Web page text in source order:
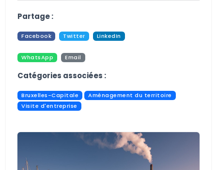
Partage :
Facebook Twitter LinkedIn
WhatsApp Email
Catégories associées :
Bruxelles-Capitale
Aménagement du territoire
Visite d'entreprise